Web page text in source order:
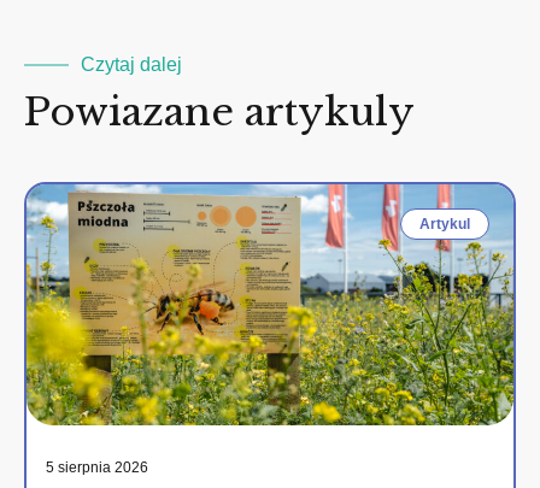
Czytaj dalej
Powiazane artykuly
Artykul
5 sierpnia 2026